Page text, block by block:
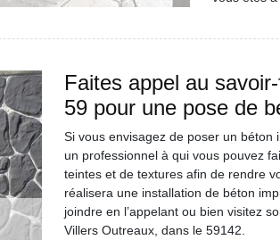
Faites appel au
59 pour une pose de
Si vous envisagez de poser un béton
un professionnel à qui vous pouvez
teintes et de textures afin de rendre
réalisera une installation de béton
joindre en l’appelant ou bien visitez
Villers Outreaux, dans le 59142.